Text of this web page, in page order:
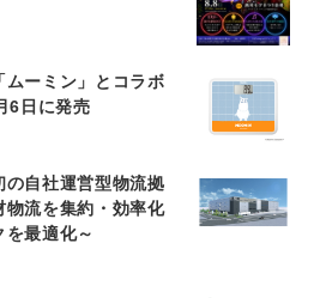
ムーミン」とコラボ
6日に発売
自社運営型物流拠
物流を集約・効率化
を最適化～